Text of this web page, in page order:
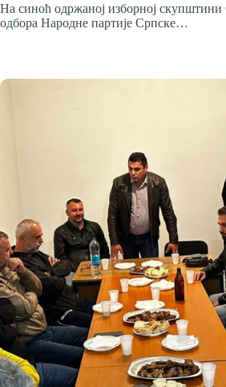
На синоћ одржаној изборној
одбора Народне партије Српске…